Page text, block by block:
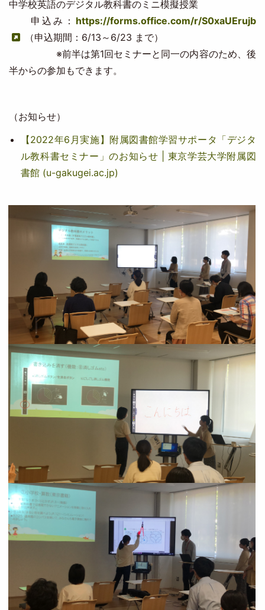
中学校英語のデジタル教科書のミニ模擬授業
申込み： https://forms.office.com/r/S0xaUErujb
（申込期間：6/13～6/23 まで）
※前半は第1回セミナーと同一の内容のため、後
半からの参加もできます。
（お知らせ）
【2022年6月実施】附属図書館学習サポータ「デジタ
ル教科書セミナー」のお知らせ | 東京学芸大学附属図
書館 (u-gakugei.ac.jp)
Image
Image